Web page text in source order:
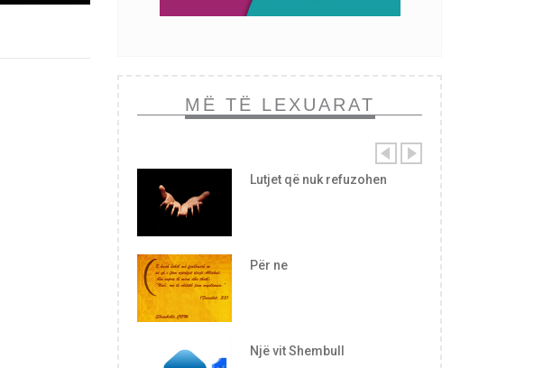
MË TË LEXUARAT
Lutjet që nuk refuzohen
Për ne
Një vit Shembull